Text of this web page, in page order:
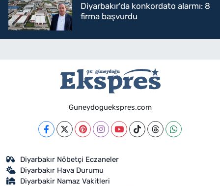
Diyarbakır'da konkordato alarmı: 8
firma başvurdu
Guneydoguekspres.com
Diyarbakır Nöbetçi Eczaneler
Diyarbakır Hava Durumu
Diyarbakir Namaz Vakitleri